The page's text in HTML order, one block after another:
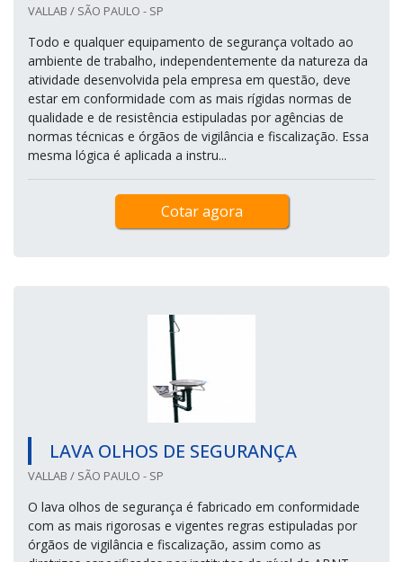
VALLAB / SÃO PAULO - SP
Todo e qualquer equipamento de segurança voltado ao
ambiente de trabalho, independentemente da natureza da
atividade desenvolvida pela empresa em questão, deve
estar em conformidade com as mais rígidas normas de
qualidade e de resistência estipuladas por agências de
normas técnicas e órgãos de vigilância e fiscalização. Essa
mesma lógica é aplicada a instru...
Cotar agora
LAVA OLHOS DE SEGURANÇA
VALLAB / SÃO PAULO - SP
O lava olhos de segurança é fabricado em conformidade
com as mais rigorosas e vigentes regras estipuladas por
órgãos de vigilância e fiscalização, assim como as